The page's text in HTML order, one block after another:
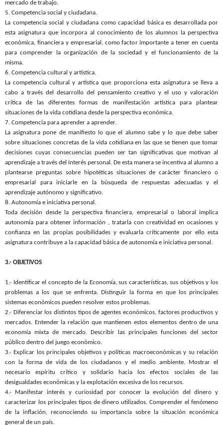
mercado de trabajo.
5. Competencia social y ciudadana.
La competencia social y ciudadana como capacidad básica es desarrollada por
esta asignatura que incorpora al conocimiento de los alumnos la perspectiva
económica, financiera y empresarial, como factor importante a tener en cuenta
para comprender la organización de la sociedad y el funcionamiento de la
misma.
6. Competencia cultural y artística.
La competencia cultural y artística que proporciona esta asignatura se lleva a
cabo a través del desarrollo del pensamiento creativo y el uso y valoración
crítica de las diferentes formas de manifestación artística para plantear
situaciones de la vida cotidiana desde la perspectiva económica.
7. Competencia para aprender a aprender.
La asignatura pone de manifiesto lo que el alumno sabe y lo que debe saber
sobre situaciones concretas de la vida cotidiana en las que se tienen que tomar
decisiones cuyas consecuencias pueden ser tan significativas que motivan al
aprendizaje a través del interés personal. De esta manera se incentiva al alumno a
plantearse preguntas sobre hipotéticas situaciones de carácter financiero o
empresarial para iniciarle en la búsqueda de respuestas adecuadas y el
aprendizaje autónomo y significativo.
8. Autonomía e iniciativa personal.
Toda decisión desde la perspectiva financiera, empresarial o laboral implica
autonomía para obtener información , tratarla con creatividad en ocasiones y
confianza en las propias posibilidades y evaluarla críticamente por ello esta
asignatura contribuye a la capacidad básica de autonomía e iniciativa personal.
3.- OBJETIVOS
1.- Identificar el concepto de la Economía, sus características, sus objetivos y los
problemas a los que se enfrenta.Distinguir la forma en que los principales
sistemas económicos pueden resolver estos problemas.
2.- Diferenciar los distintos tipos de agentes económicos, factores productivos y
mercados. Entender la relación que mantienen estos elementos dentro de una
economía mixta de mercado. Describir las principales funciones del sector
público dentro del juego económico.
3.- Explicar los principales objetivos y políticas macroeconómicas y su relación
con la forma de vida de los ciudadanos y el medio ambiente. Mostrar el
necesario espíritu crítico y solidario hacia los efectos sociales de las
desigualdades económicas y la explotación excesiva de los recursos.
4.- Manifestar interés y curiosidad por conocer la evolución del dinero y
caracterizar los principales tipos de dinero utilizados. Comprender el fenómeno
de la inflación, reconociendo su importancia sobre la situación económica
general de un país.